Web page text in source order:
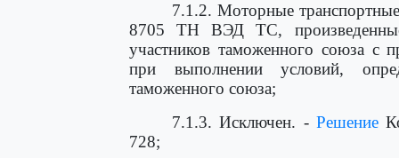
7.1.2. Моторные
8705 ТН ВЭД ТС, произведенные
участников таможенного союза с
при выполнении условий,
таможенного союза;
7.1.3. Исключен. - Решение
728;